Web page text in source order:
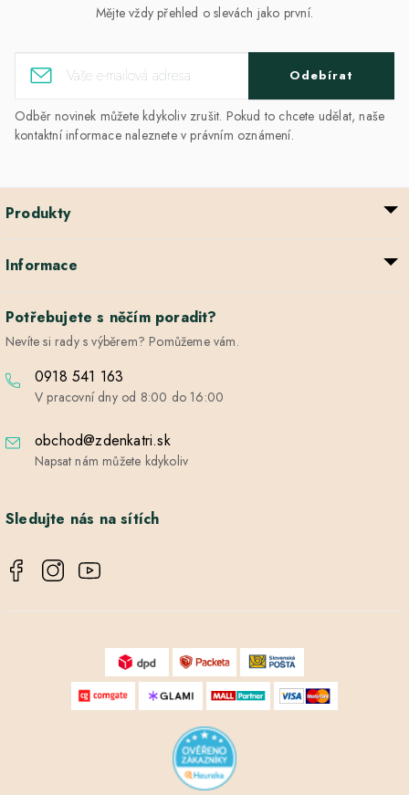
Mějte vždy přehled o slevách jako první.
Odebírat
Odběr novinek můžete kdykoliv zrušit. Pokud to chcete udělat, naše
kontaktní informace naleznete v právním oznámení.
Produkty
Informace
Potřebujete s něčím poradit?
Nevíte si rady s výběrem? Pomůžeme vám.
0918 541 163
V pracovní dny od 8:00 do 16:00
obchod@zdenkatri.sk
Napsat nám můžete kdykoliv
Sledujte nás na sítích